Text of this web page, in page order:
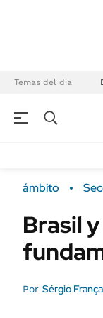
Temas del día
Campo
FINANZAS
Mercados
ámbito
Brasil
Por Sérgio